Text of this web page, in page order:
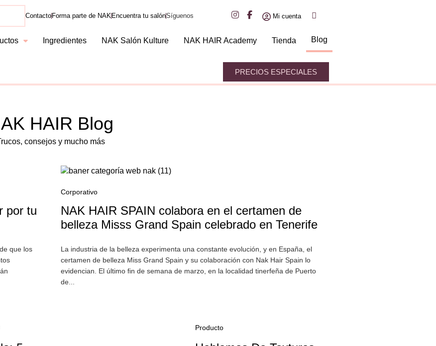
Contacto Forma parte de NAK Encuentra tu salónSíguenos Mi cuenta
Ingredientes NAK Salón Kulture NAK HAIR Academy Tienda Blog
PRECIOS ESPECIALES
HAIR Blog
consejos y mucho más
por tu
que los
Corporativo
NAK HAIR SPAIN colabora en el certamen de
belleza Misss Grand Spain celebrado en Tenerife
La industria de la belleza experimenta una constante evolución, y en España, el
certamen de belleza Miss Grand Spain y su colaboración con Nak Hair Spain lo
evidencian. El último fin de semana de marzo, en la localidad tinerfeña de Puerto
de...
Producto